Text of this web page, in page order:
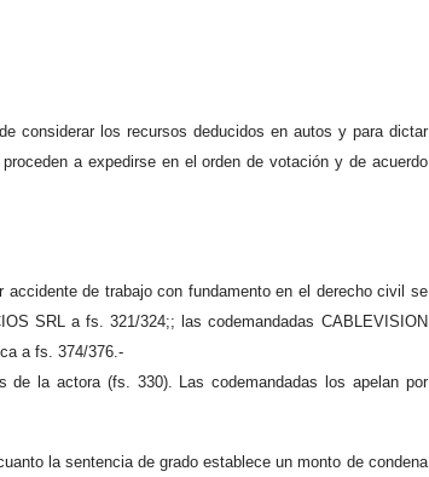
considerar los recursos deducidos en autos y para dictar
a expedirse en el orden de votación y de acuerdo
de trabajo con fundamento en el derecho civil se
SRL a fs. 321/324;; las codemandadas CABLEVISION
a fs. 374/376.-
la actora (fs. 330). Las codemandadas los apelan por
la sentencia de grado establece un monto de condena